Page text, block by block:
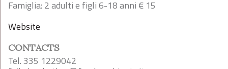
Famiglia: 2 adulti e figli 6-18 anni € 15
Website
CONTACTS
Tel. 335 1229042